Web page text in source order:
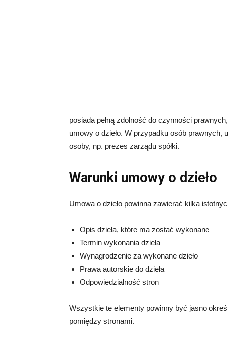
posiada pełną zdolność do czynności
umowy o dzieło. W przypadku osób prawnych,
osoby, np. prezes zarządu spółki.
Warunki umowy o dzieło
Umowa o dzieło powinna zawierać kilka
Opis dzieła, które ma zostać wykonane
Termin wykonania dzieła
Wynagrodzenie za wykonane dzieło
Prawa autorskie do dzieła
Odpowiedzialność stron
Wszystkie te elementy powinny być jasno
pomiędzy stronami.